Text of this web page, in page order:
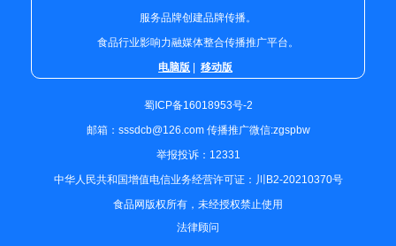
服务品牌创建品牌传播。
食品行业影响力融媒体整合传播推广平台。
电脑版 | 移动版
蜀ICP备16018953号-2
邮箱：sssdcb@126.com 传播推广微信:zgspbw
举报投诉：12331
中华人民共和国增值电信业务经营许可证：川B2-20210370号
食品网版权所有，未经授权禁止使用
法律顾问